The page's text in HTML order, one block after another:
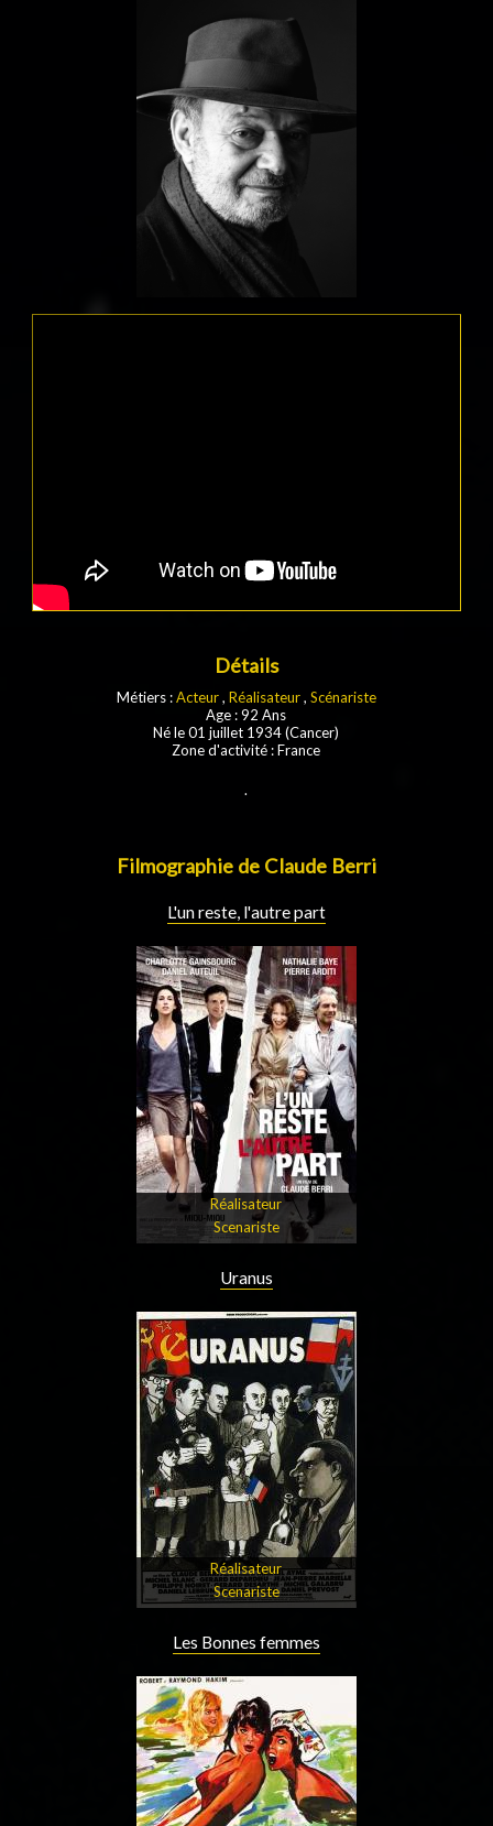
Détails
Métiers :Acteur, Réalisateur, Scénariste
Age : 92 Ans
Né le 01 juillet 1934 (Cancer)
Zone d'activité : France
.
Filmographie de Claude Berri
L'un reste, l'autre part
Réalisateur
Scenariste
Uranus
Réalisateur
Scenariste
Les Bonnes femmes